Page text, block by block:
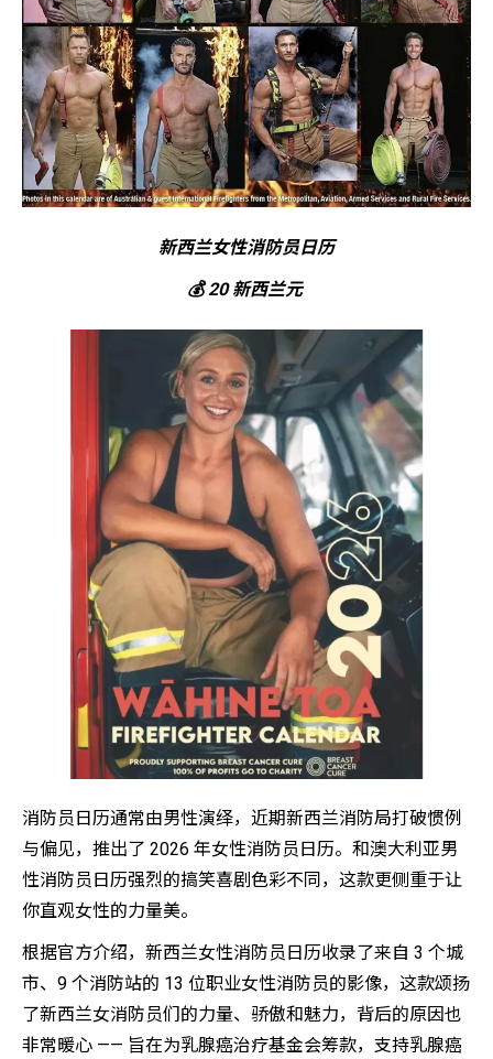
新西兰女性消防员日历
💰 20 新西兰元
消防员日历通常由男性演绎，近期新西兰消防局打破惯例
与偏见，推出了 2026 年女性消防员日历。和澳大利亚男
性消防员日历强烈的搞笑喜剧色彩不同，这款更侧重于让
你直观女性的力量美。
根据官方介绍，新西兰女性消防员日历收录了来自 3 个城
市、9 个消防站的 13 位职业女性消防员的影像，这款颂扬
了新西兰女消防员们的力量、骄傲和魅力，背后的原因也
非常暖心 —— 旨在为乳腺癌治疗基金会筹款，支持乳腺癌